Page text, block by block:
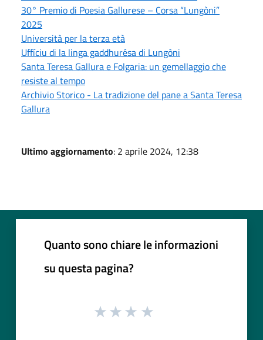
30° Premio di Poesia Gallurese – Corsa “Lungòni”
2025
Università per la terza età
Uffíciu di la linga gaddhurésa di Lungòni
Santa Teresa Gallura e Folgaria: un gemellaggio che
resiste al tempo
Archivio Storico - La tradizione del pane a Santa Teresa
Gallura
Ultimo aggiornamento: 2 aprile 2024, 12:38
Quanto sono chiare le informazioni
su questa pagina?